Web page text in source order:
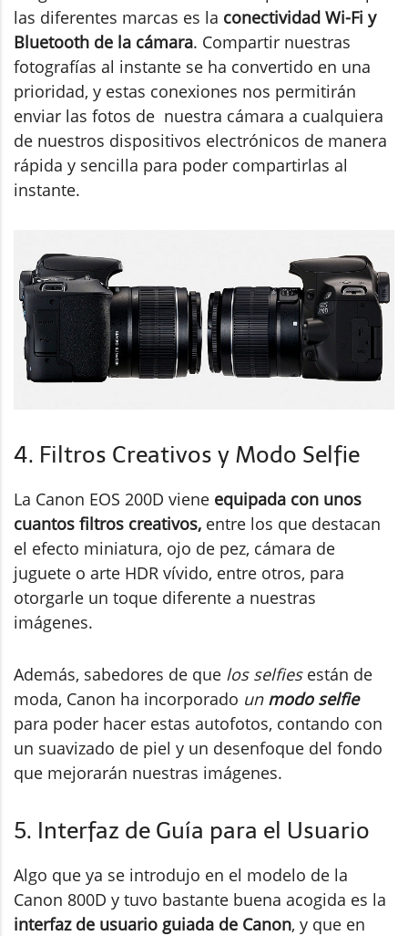
las diferentes marcas es la conectividad Wi-Fi y
Bluetooth de la cámara. Compartir nuestras
fotografías al instante se ha convertido en una
prioridad, y estas conexiones nos permitirán
enviar las fotos de nuestra cámara a cualquiera
de nuestros dispositivos electrónicos de manera
rápida y sencilla para poder compartirlas al
instante.
4. Filtros Creativos y Modo Selfie
La Canon EOS 200D viene equipada con unos
cuantos filtros creativos, entre los que destacan
el efecto miniatura, ojo de pez, cámara de
juguete o arte HDR vívido, entre otros, para
otorgarle un toque diferente a nuestras
imágenes.
Además, sabedores de que los selfiesestán de
moda, Canon ha incorporado un modo selfie
para poder hacer estas autofotos, contando con
un suavizado de piel y un desenfoque del fondo
que mejorarán nuestras imágenes.
5. Interfaz de Guía para el Usuario
Algo que ya se introdujo en el modelo de la
Canon 800D y tuvo bastante buena acogida es la
interfaz de usuario guiada de Canon, y que en